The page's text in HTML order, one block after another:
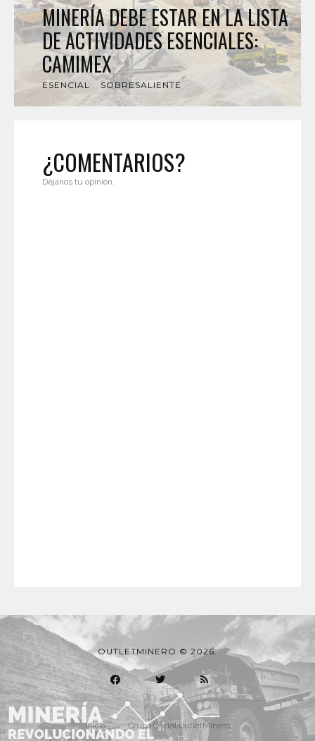
MINERÍA DEBE ESTAR EN LA LISTA
DE ACTIVIDADES ESENCIALES:
CAMIMEX
ESENCIAL SOBRESALIENTE
¿COMENTARIOS?
Déjanos tu opinión.
OUTLETMINERO © 2026.
Inicio Grupo Oficial OutletMinero